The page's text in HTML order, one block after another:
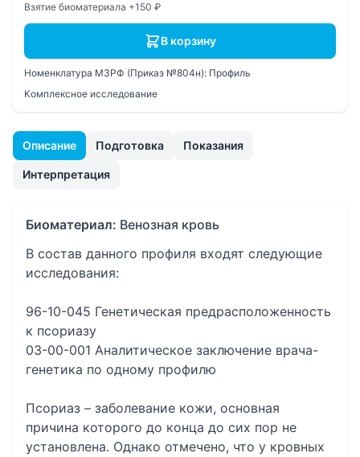
Описание Подготовка Показания
Интерпретация
Биоматериал: Венозная кровь
В состав данного профиля входят следующие
исследования:
96-10-045 Генетическая предрасположенность
к псориазу
03-00-001 Аналитическое заключение врача-
генетика по одному профилю
Псориаз – заболевание кожи, основная
причина которого до конца до сих пор не
установлена. Однако отмечено, что у кровных
Взятие биоматериала +150 ₽
В корзину
Номенклатура МЗРФ (Приказ №804н): Профиль
Комплексное исследование